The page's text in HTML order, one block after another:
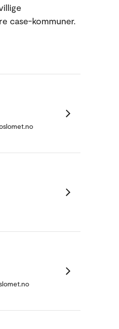
case-kommuner.